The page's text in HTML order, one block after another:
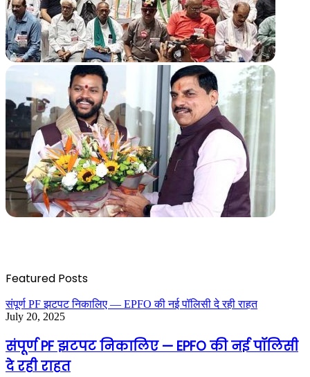
Featured Posts
संपूर्ण PF झटपट निकालिए — EPFO की नई पॉलिसी दे रही राहत
July 20, 2025
संपूर्ण PF झटपट निकालिए — EPFO की नई पॉलिसी
दे रही राहत